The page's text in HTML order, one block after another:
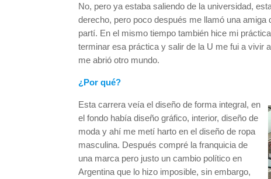
No, pero ya estaba saliendo de la universidad,
derecho, pero poco después me llamó una
partí. En el mismo tiempo también hice mi
terminar esa práctica y salir de la U me fui a vivir
me abrió otro mundo.
¿Por qué?
Esta carrera veía el diseño de forma integral, en
el fondo había diseño gráfico, interior, diseño de
moda y ahí me metí harto en el diseño de ropa
masculina. Después compré la franquicia de
una marca pero justo un cambio político en
Argentina que lo hizo imposible, sin embargo,